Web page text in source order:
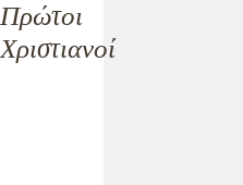
Πρώτοι
Χριστιανοί